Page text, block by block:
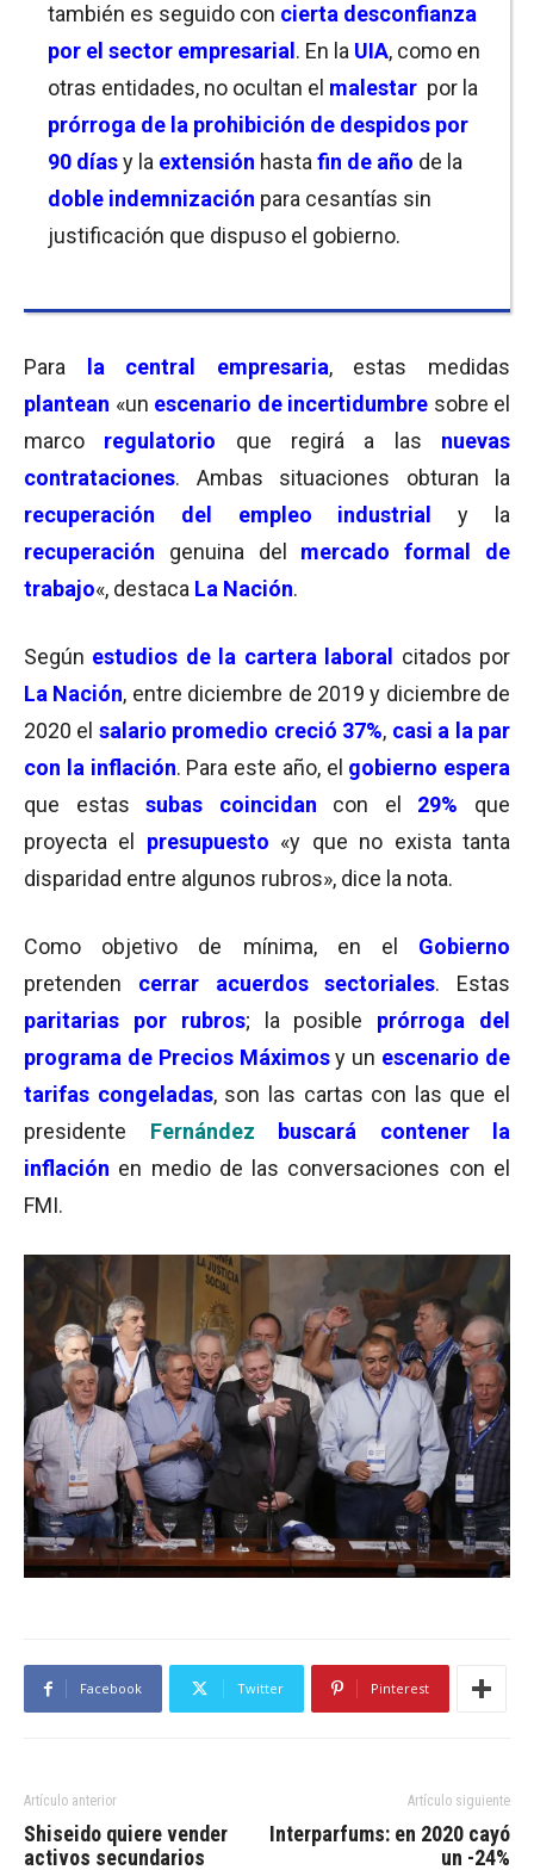
también es seguido con cierta desconfianza
por el sector empresarial . En la UIA, como en
otras entidades, no ocultan el malestar por la
prórroga de la prohibición de despidos por
90 díasy la extensión hasta fin de año de la
doble indemnización para cesantías sin
justificación que dispuso el gobierno.
Para la central empresaria, estas medidas
plantean «un escenario de incertidumbre sobre el
marco regulatorio que regirá a las nuevas
contrataciones. Ambas situaciones obturan la
recuperación del empleo industrial
y la
recuperación
genuina del mercado formal de
trabajo«, destaca La Nación.
Según estudios de la cartera laboral
citados por
La Nación, entre diciembre de 2019 y diciembre de
2020 el salario promedio creció 37%, casi a la par
con la inflación. Para este año, el gobierno espera
que estassubas coincidan con el 29%
que
proyecta el presupuesto «y que no exista tanta
disparidad entre algunos rubros», dice la nota.
Como objetivo de mínima, en el
Gobierno
pretenden cerrar acuerdos sectoriales. Estas
paritarias por rubros; la posible prórroga del
programa de Precios Máximos y un escenario de
tarifas congeladas, son las cartas con las que el
presidente Fernández
buscará contener la
inflación en medio de las conversaciones con el
FMI.
Facebook Twitter Pinterest
Artículo anterior
Shiseido quiere vender
activos secundarios
Artículo siguiente
Interparfums: en 2020 cayó
un -24%